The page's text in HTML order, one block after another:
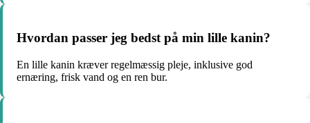
Hvordan passer jeg bedst på min lille kanin?
En lille kanin kræver regelmæssig pleje, inklusive god
ernæring, frisk vand og en ren bur.